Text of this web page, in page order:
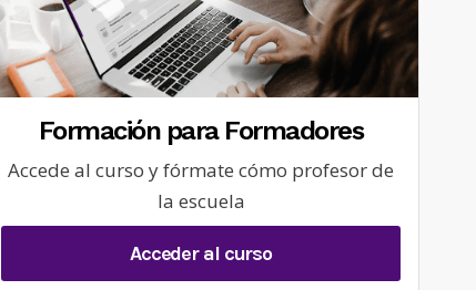
Formación para Formadores
Accede al curso y fórmate cómo profesor de
la escuela
Acceder al curso